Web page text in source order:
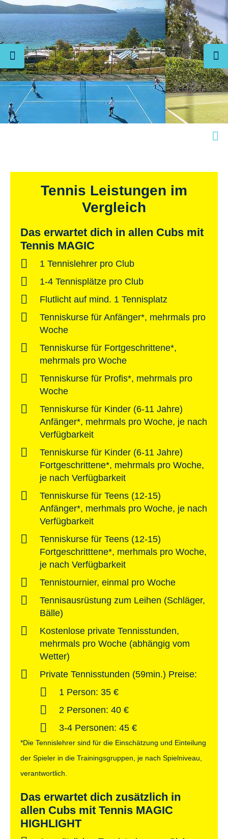
Tennis Leistungen im
Vergleich
Das erwartet dich in allen Cubs mit
Tennis MAGIC
1 Tennislehrer pro Club
1-4 Tennisplätze pro Club
Flutlicht auf mind. 1 Tennisplatz
Tenniskurse für Anfänger*, mehrmals pro
Woche
Tenniskurse für Fortgeschrittene*,
mehrmals pro Woche
Tenniskurse für Profis*, mehrmals pro
Woche
Tenniskurse für Kinder (6-11 Jahre)
Anfänger*, mehrmals pro Woche, je nach
Verfügbarkeit
Tenniskurse für Kinder (6-11 Jahre)
Fortgeschrittene*, mehrmals pro Woche,
je nach Verfügbarkeit
Tenniskurse für Teens (12-15)
Anfänger*, merhmals pro Woche, je nach
Verfügbarkeit
Tenniskurse für Teens (12-15)
Fortgeschritttene*, merhmals pro Woche,
je nach Verfügbarkeit
Tennistournier, einmal pro Woche
Tennisausrüstung zum Leihen (Schläger,
Bälle)
Kostenlose private Tennisstunden,
mehrmals pro Woche (abhängig vom
Wetter)
Private Tennisstunden (59min.) Preise:
1 Person: 35 €
2 Personen: 40 €
3-4 Personen: 45 €
*Die Tennislehrer sind für die Einschätzung und Einteilung
der Spieler in die Trainingsgruppen, je nach Spielniveau,
verantwortlich.
Das erwartet dich zusätzlich in
allen Cubs mit Tennis MAGIC
HIGHLIGHT